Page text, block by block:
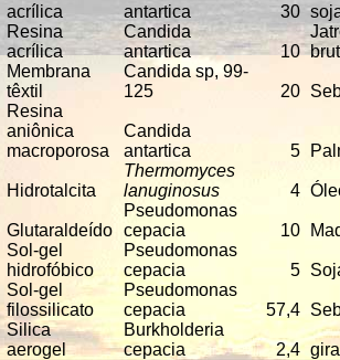
acrílica
antartica
30
Resina
acrílica
Candida
antartica
10
Membrana
têxtil
Candida sp, 99-
125
20
Resina
aniônica
macroporosa
Candida
antartica
5
Hidrotalcita
Thermomyces
lanuginosus
4
Glutaraldeído
Pseudomonas
cepacia
10
Sol-gel
hidrofóbico
Pseudomonas
cepacia
5
Sol-gel
filossilicato
Pseudomonas
cepacia
57,4
Silica
aerogel
Burkholderia
cepacia
2,4